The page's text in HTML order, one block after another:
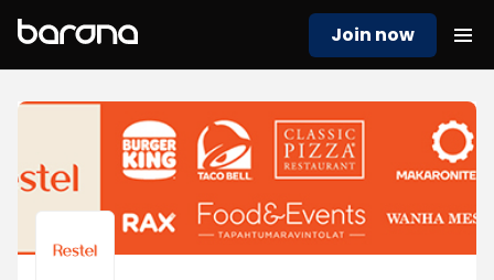
Join now